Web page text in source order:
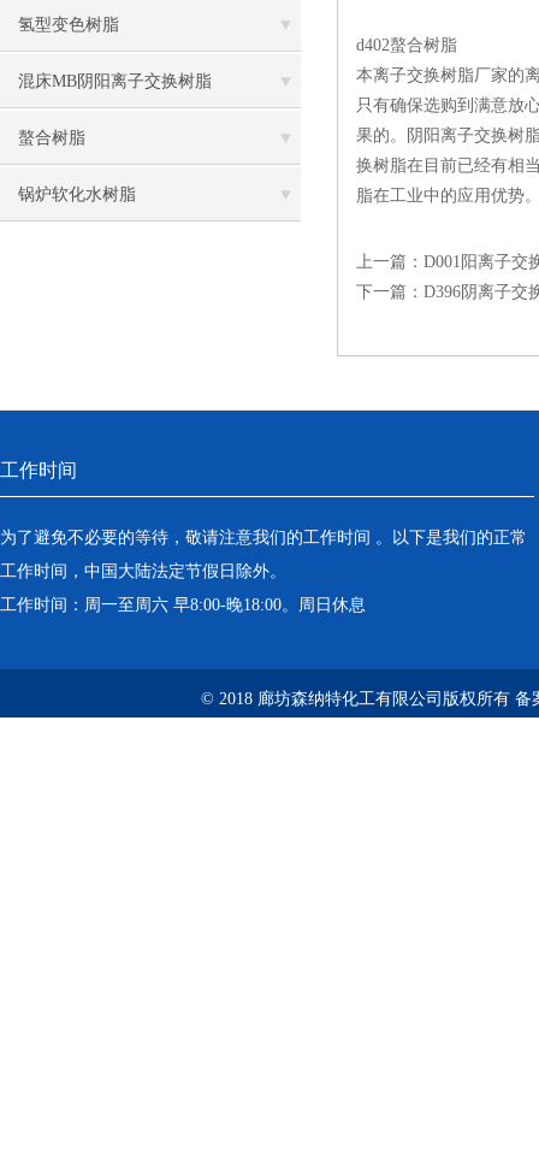
氢型变色树脂
混床MB阴阳离子交换树脂
螯合树脂
锅炉软化水树脂
d402螯合树脂
本离子交换树脂厂家的
只有确保选购到满意放
果的。阴阳离子交换树
换树脂在目前已经有相
脂在工业中的应用优势
上一篇： D001阳离子交
下一篇： D396阴离子交
工作时间
为了避免不必要的等待，敬请注意我们的工作时间 。以下是我们的正常
工作时间，中国大陆法定节假日除外。
工作时间：周一至周六 早8:00-晚18:00。周日休息
© 2018 廊坊森纳特化工有限公司版权所有 备